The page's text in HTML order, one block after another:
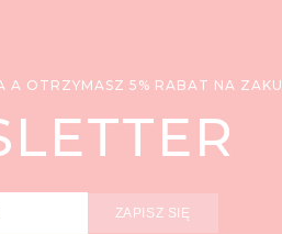
A OTRZYMASZ 5% RABAT NA
ZAPISZ SIĘ